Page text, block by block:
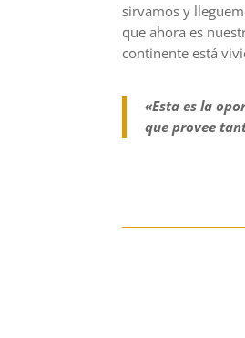
sirvamos y
que ahora es
continente está
«Esta es la
que provee